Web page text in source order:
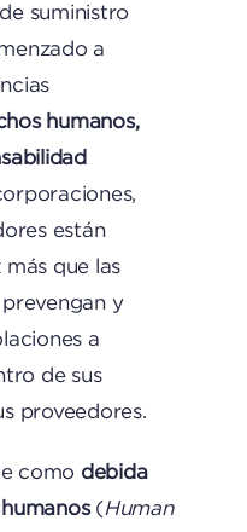
suministro
a
humanos,
están
que las
y
a
de sus
proveedores.
como debida
(Human